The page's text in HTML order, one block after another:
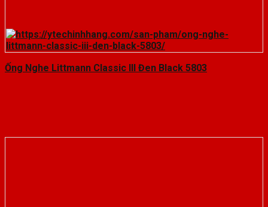
Ống Nghe Littmann Classic III Đen Black 5803